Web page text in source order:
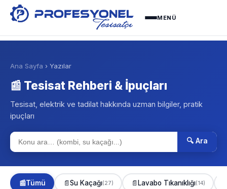
MENÜ
Ana Sayfa › Yazılar
📰 Tesisat Rehberi & İpuçları
Tesisat, elektrik ve tadilat hakkında uzman bilgiler, pratik
ipuçları
🔍 Ara
📰Tümü 📄Su Kaçağı(27) 📄Lavabo Tıkanıklığı(14)